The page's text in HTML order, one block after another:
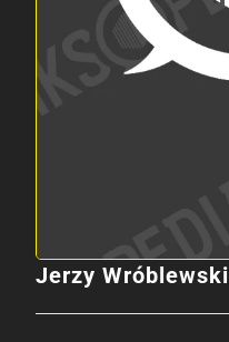
Jerzy Wróblewski